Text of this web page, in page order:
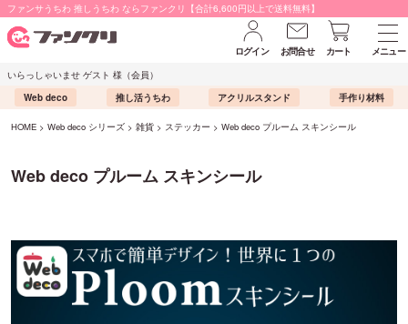
ファンサうちわ 推しうちわ ならファンクリ【合計6,600円以上で送料無料】
ログイン お問合せ カート
メニュー
いらっしゃいませ ゲスト 様（会員）
Web deco
推し活うちわ アクリルスタンド 手作り材料
HOME Web deco シリーズ 雑貨 ステッカー Web deco プルーム スキンシール
Web deco プルーム スキンシール